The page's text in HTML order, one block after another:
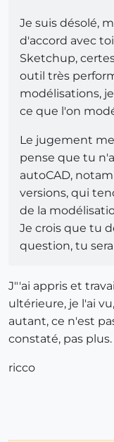
Je suis désolé,
d'accord avec
Sketchup,
outil très
modélisations,
ce que l'on
Le jugement
pense que tu
autoCAD,
versions, qui
de la
Je crois que tu
question, tu
J"'ai appris et
ultérieure, je l'ai
autant, ce n'est
constaté, pas plus.
ricco